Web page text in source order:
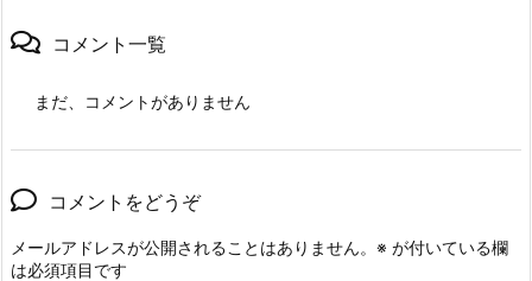
コメント一覧
まだ、コメントがありません
コメントをどうぞ
メールアドレスが公開されることはありません。 ※ が付いている欄
は必須項目です